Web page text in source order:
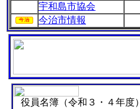
宇和島市協会
今治市情報
役員名簿（令和３・４年度）